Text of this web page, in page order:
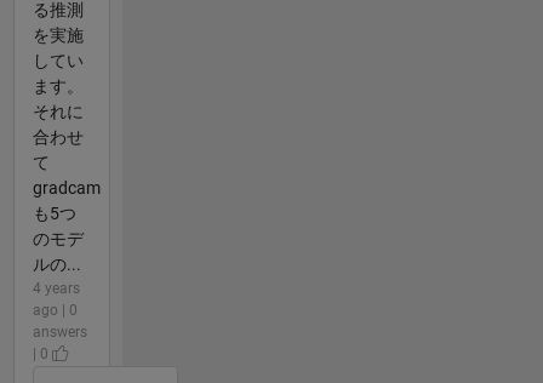
る推測
を実施
してい
ます。
それに
合わせ
て
gradcam
も5つ
のモデ
ルの...
4 years
ago | 0
answers
| 0